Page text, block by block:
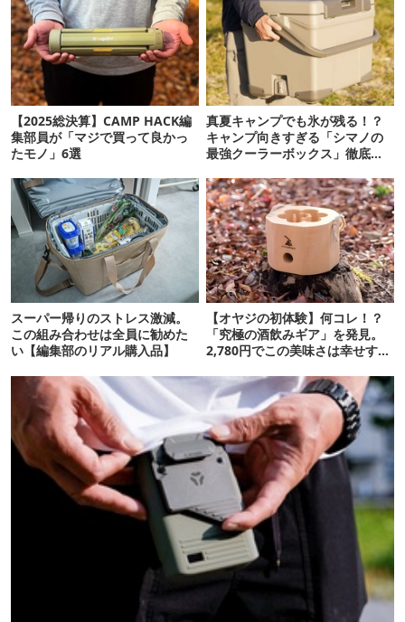
【2025総決算】CAMP HACK編
集部員が「マジで買って良かっ
たモノ」6選
真夏キャンプでも氷が残る！？
キャンプ向きすぎる「シマノの
最強クーラーボックス」徹底解
スーパー帰りのストレス激減。
この組み合わせは全員に勧めた
い【編集部のリアル購入品】
【オヤジの初体験】何コレ！？
「究極の酒飲みギア」を発見。
2,780円でこの美味さは幸せす